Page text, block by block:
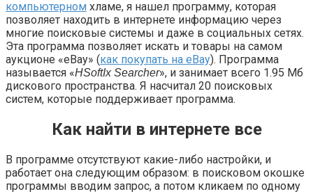
компьютерном хламе, я нашел программу, которая
позволяет находить в интернете информацию через
многие поисковые системы и даже в социальных сетях.
Эта программа позволяет искать и товары на самом
аукционе «eBay» (как покупать на eBay). Программа
называется «HSoftIx Searcher», и занимает всего 1.95 Мб
дискового пространства. Я насчитал 20 поисковых
систем, которые поддерживает программа.
Как найти в интернете все
В программе отсутствуют какие-либо настройки, и
работает она следующим образом: в поисковом окошке
программы вводим запрос, а потом кликаем по одному